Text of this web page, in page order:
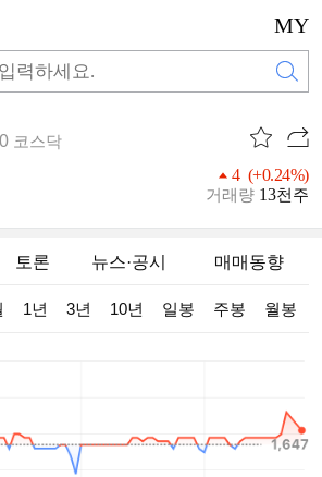
MY
코스닥
4 (+0.24%)
거래량 13천주
토론 뉴스·공시 매매동향
1년 3년 10년 일봉 주봉 월봉